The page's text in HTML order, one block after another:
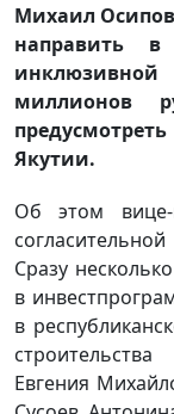
Михаил
направить в
миллионов
Якутии.
Об этом
Сразу
в
в
Евгения